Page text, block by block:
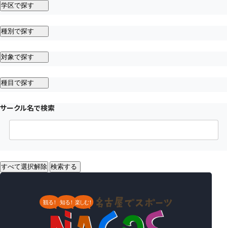
学区で探す
種別で探す
対象で探す
種目で探す
サークル名で検索
すべて選択解除 検索する